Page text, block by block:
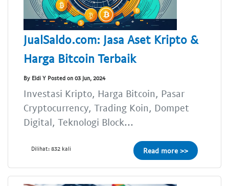
JualSaldo.com: Jasa Aset Kripto &
Harga Bitcoin Terbaik
By Eldi Y Posted on 03 Jun, 2024
Investasi Kripto, Harga Bitcoin, Pasar
Cryptocurrency, Trading Koin, Dompet
Digital, Teknologi Block...
Dilihat: 832 kali Read more >>